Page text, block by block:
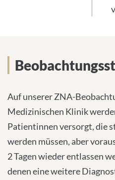
Auf unserer ZNA-
Medizinischen Klinik
Patientinnen versorgt, die
werden müssen, aber
2 Tagen wieder entlassen
denen eine weitere